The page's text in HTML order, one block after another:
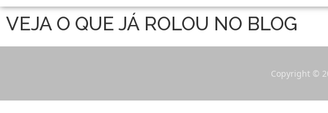
VEJA O QUE JÁ ROLOU NO BLOG
Copyright ©